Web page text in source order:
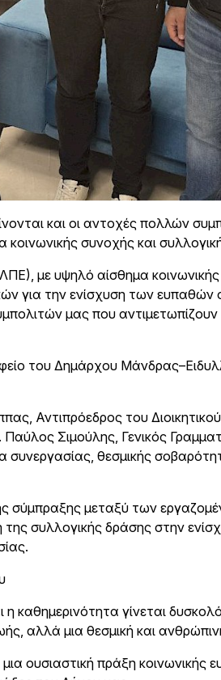
και οι αντοχές πολλών
συνοχής και
με υψηλό αίσθημα κοινωνικής
για την ενίσχυση των
μας που αντιμετωπίζουν
του Δημάρχου
Αντιπρόεδρος του
Σιμούλης, Γενικός
θεσμικής
σύμπραξης μεταξύ των
της συλλογικής δράσης στην
η καθημερινότητα γίνεται
αλλά μια θεσμική και
ουσιαστική πράξη κοινωνικής